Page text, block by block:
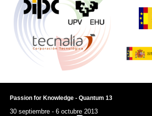
Passion for Knowledge - Quantum 13
30 septiembre - 6 octubre 2013